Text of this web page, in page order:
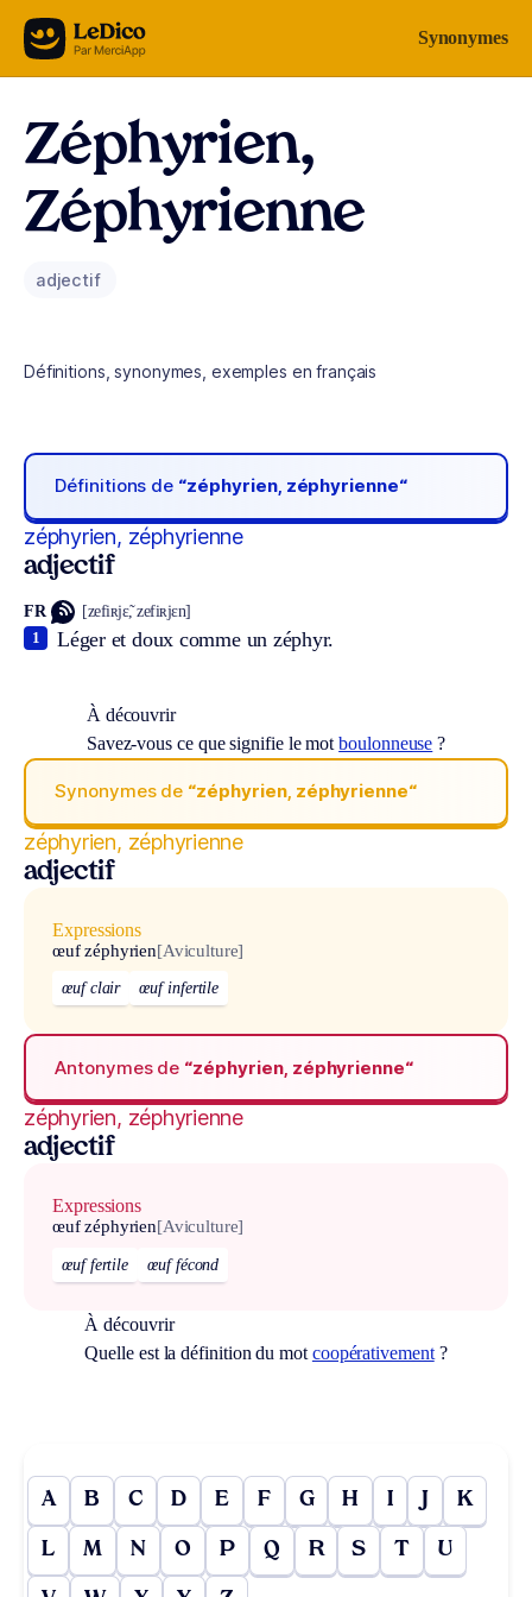
Aller au contenu Synonymes
Zéphyrien,
Zéphyrienne
adjectif
Définitions, synonymes, exemples en français
Définitions de “zéphyrien, zéphyrienne“
zéphyrien, zéphyrienne
adjectif
FR [zefiʀjɛ̃, zefiʀjɛn]
Léger et doux comme un zéphyr.
1
À découvrir
Savez-vous ce que signifie le motboulonneuse ?
Synonymes de “zéphyrien, zéphyrienne“
zéphyrien, zéphyrienne
adjectif
Expressions
œuf zéphyrien[Aviculture]
œuf clair œuf infertile
Antonymes de “zéphyrien, zéphyrienne“
zéphyrien, zéphyrienne
adjectif
Expressions
œuf zéphyrien[Aviculture]
œuf fertile œuf fécond
À découvrir
Quelle est la définition du mot coopérativement?
A B C D E F G H I J K
L M N O P Q R S T U